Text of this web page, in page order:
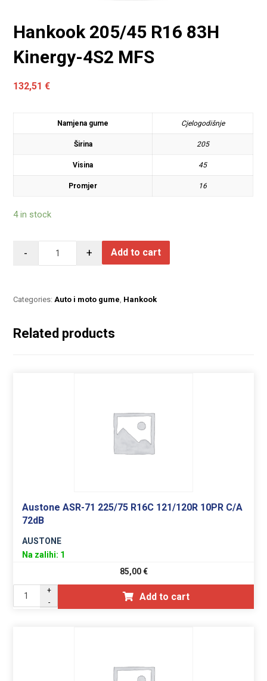
Hankook 205/45 R16 83H
Kinergy-4S2 MFS
132,51€
Namjena gume Cjelogodišnje
Širina 205
Visina 45
Promjer 16
4 in stock
- + Add to cart
Categories:Auto i moto gume, Hankook
Related products
Austone ASR-71 225/75 R16C 121/120R 10PR C/A
72dB
AUSTONE
Na zalihi: 1
85,00€
+
-
Add to cart